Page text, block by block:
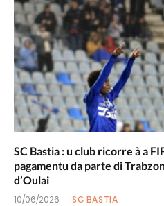
SC Bastia : u club ricorre à a
pagamentu da parte di
d’Oulai
10/06/2026 SC BASTIA